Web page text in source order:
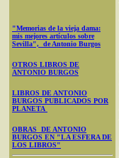
"Memorias de la vieja dama:
mis mejores artículos sobre
Sevilla", de Antonio Burgos
OTROS LIBROS DE
ANTONIO BURGOS
LIBROS DE ANTONIO
BURGOS PUBLICADOS POR
PLANETA
OBRAS DE ANTONIO
BURGOS EN "LA ESFERA DE
LOS LIBROS"